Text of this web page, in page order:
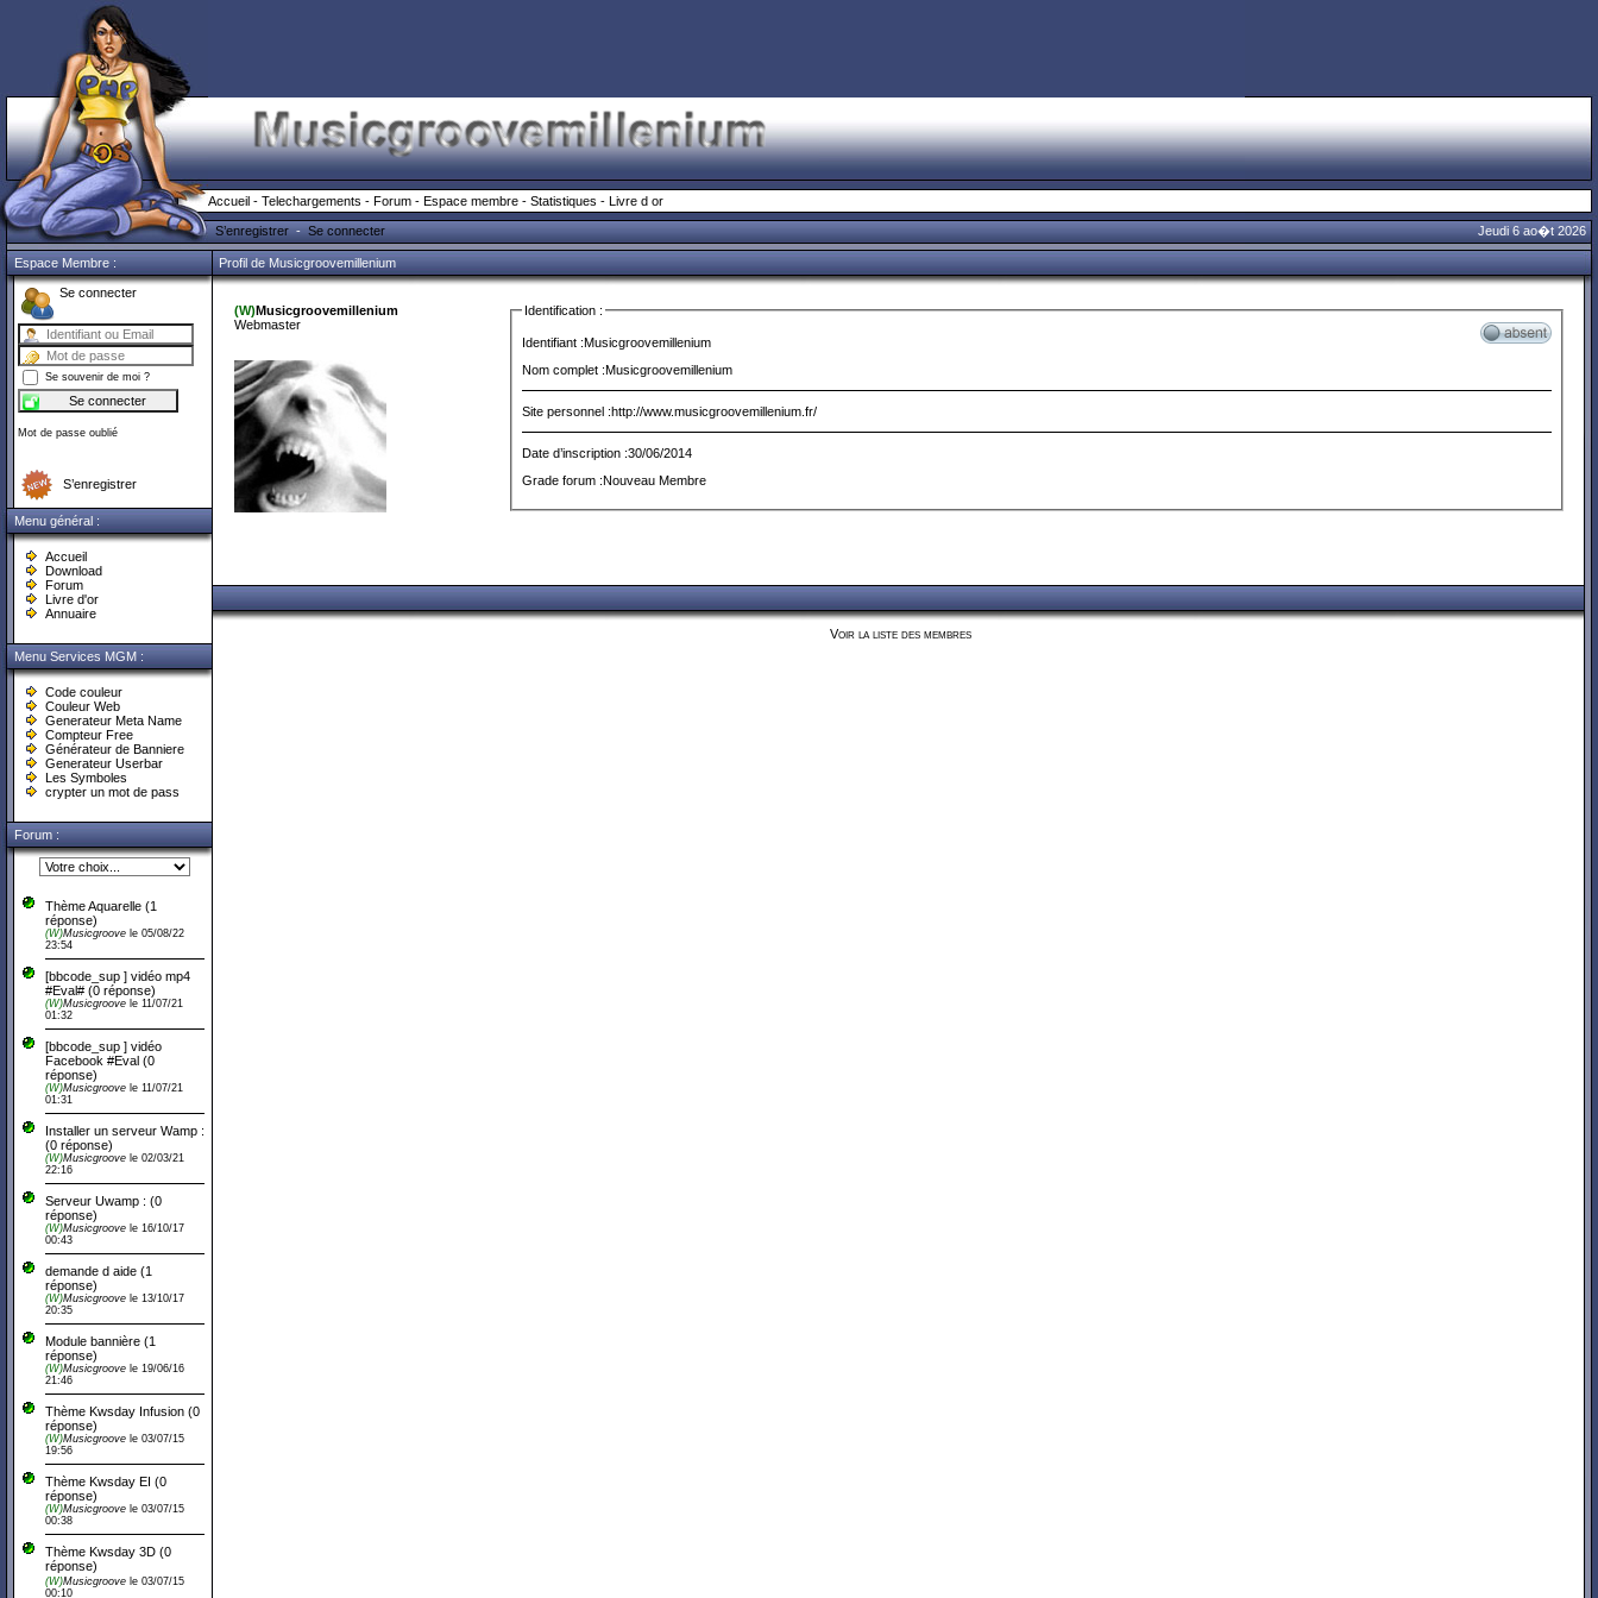
Accueil - Telechargements - Forum - Espace membre - Statistiques - Livre d or
S’enregistrer-Se connecter Jeudi 6 ao�t 2026
Espace Membre :
Se connecter
Se souvenir de moi ?
Mot de passe oublié
S’enregistrer
Menu général :
Accueil
Download
Forum
Livre d'or
Annuaire
Menu Services MGM :
Code couleur
Couleur Web
Generateur Meta Name
Compteur Free
Générateur de Banniere
Generateur Userbar
Les Symboles
crypter un mot de pass
Forum :
Thème Aquarelle (1
réponse)
(W)Musicgroove le 05/08/22
23:54
[bbcode_sup ] vidéo mp4
#Eval# (0 réponse)
(W)Musicgroove le 11/07/21
01:32
[bbcode_sup ] vidéo
Facebook #Eval (0
réponse)
(W)Musicgroove le 11/07/21
01:31
Installer un serveur Wamp :
(0 réponse)
(W)Musicgroove le 02/03/21
22:16
Serveur Uwamp : (0
réponse)
(W)Musicgroove le 16/10/17
00:43
demande d aide (1
réponse)
(W)Musicgroove le 13/10/17
20:35
Module bannière (1
réponse)
(W)Musicgroove le 19/06/16
21:46
Thème Kwsday Infusion (0
réponse)
(W)Musicgroove le 03/07/15
19:56
Thème Kwsday EI (0
réponse)
(W)Musicgroove le 03/07/15
00:38
Thème Kwsday 3D (0
réponse)
(W)Musicgroove le 03/07/15
00:10
Profil de Musicgroovemillenium
(W)Musicgroovemillenium
Webmaster
Identification :
Identifiant :Musicgroovemillenium
Nom complet :Musicgroovemillenium
Site personnel :http://www.musicgroovemillenium.fr/
Date d’inscription :30/06/2014
Grade forum :Nouveau Membre
Voir la liste des membres